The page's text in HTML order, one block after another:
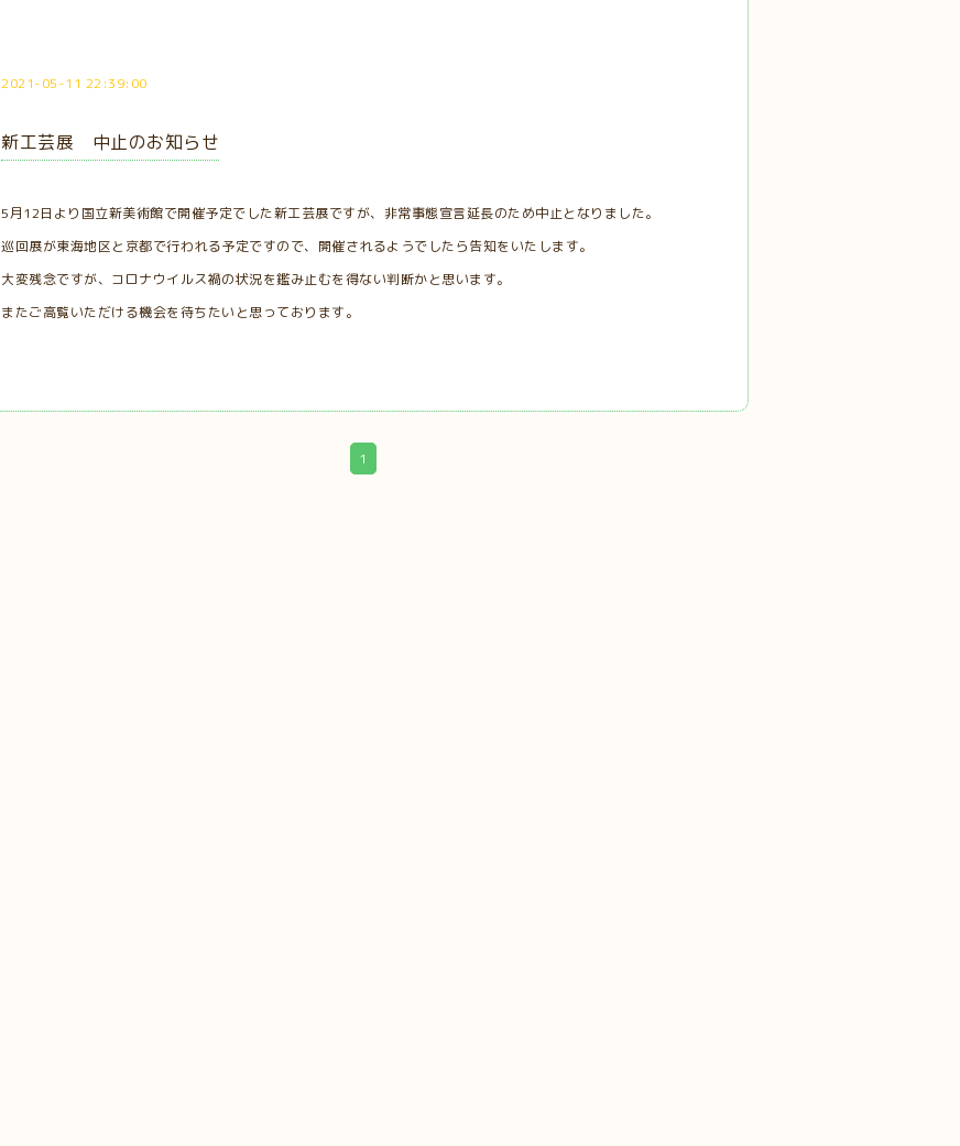
2021-05-11 22:39:00
新工芸展 中止のお知らせ
5月12日より国立新美術館で開催予定でした新工芸展ですが、非常事態宣言延長のため中止となりました。
巡回展が東海地区と京都で行われる予定ですので、開催されるようでしたら告知をいたします。
大変残念ですが、コロナウイルス禍の状況を鑑み止むを得ない判断かと思います。
またご高覧いただける機会を待ちたいと思っております。
1